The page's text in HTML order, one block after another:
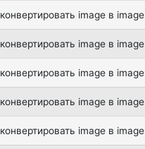
конвертировать image в image
конвертировать image в image
конвертировать image в image
конвертировать image в image
конвертировать image в image